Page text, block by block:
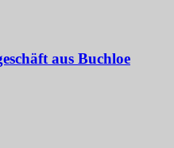
aus Buchloe